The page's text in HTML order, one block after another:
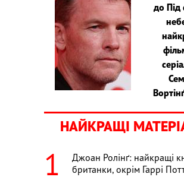
до Під
НАЙКРАЩІ
Джоан Ролінґ: найкращі
британки, окрім Гаррі